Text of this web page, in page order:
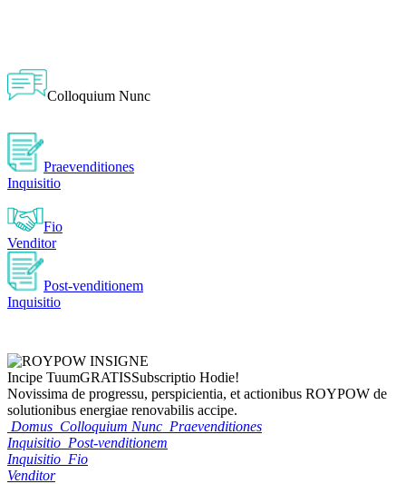
Colloquium Nunc
Praevenditiones
Inquisitio
Fio
Venditor
Post-venditionem
Inquisitio
Incipe TuumGRATISSubscriptio Hodie!
Novissima de progressu, perspicientia, et actionibus ROYPOW de
solutionibus energiae renovabilis accipe.
Domus Colloquium Nunc Praevenditiones
Inquisitio Post-venditionem
Inquisitio Fio
Venditor